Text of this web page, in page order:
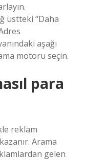
üstteki “Daha
aşağı
motoru seçin.
para
reklam
Arama
gelen